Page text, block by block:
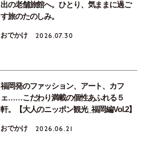
出の老舗旅館へ。ひとり、気ままに過ご
す旅のたのしみ。
おでかけ 2026.07.30
福岡発のファッション、アート、カフ
ェ……こだわり満載の個性あふれる５
軒。【大人のニッポン観光_福岡編Vol.2】
おでかけ 2026.06.21